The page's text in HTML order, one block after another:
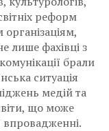
реформ
лише фахівці з
брали
ситуація
медій та
що може
впровадженні.